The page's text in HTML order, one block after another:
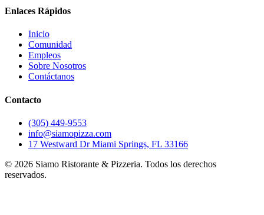
Enlaces Rápidos
Inicio
Comunidad
Empleos
Sobre Nosotros
Contáctanos
Contacto
(305) 449-9553
info@siamopizza.com
17 Westward Dr Miami Springs, FL 33166
© 2026 Siamo Ristorante & Pizzeria. Todos los derechos
reservados.